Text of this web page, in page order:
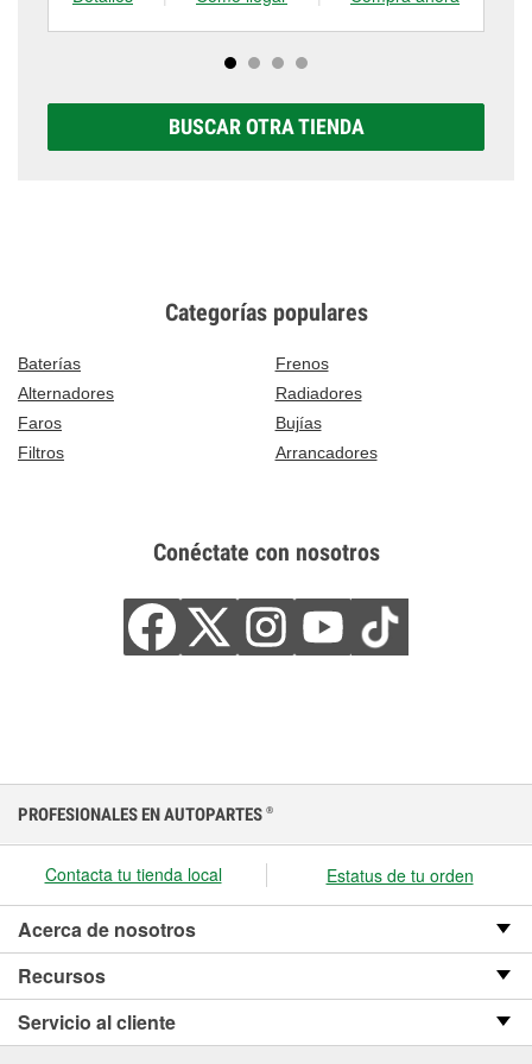
BUSCAR OTRA TIENDA
Categorías populares
Baterías
Frenos
Alternadores
Radiadores
Faros
Bujías
Filtros
Arrancadores
Conéctate con nosotros
PROFESIONALES EN AUTOPARTES ®
Contacta tu tienda local Estatus de tu orden
Acerca de nosotros
Recursos
Servicio al cliente